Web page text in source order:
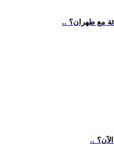
مع طهران؟